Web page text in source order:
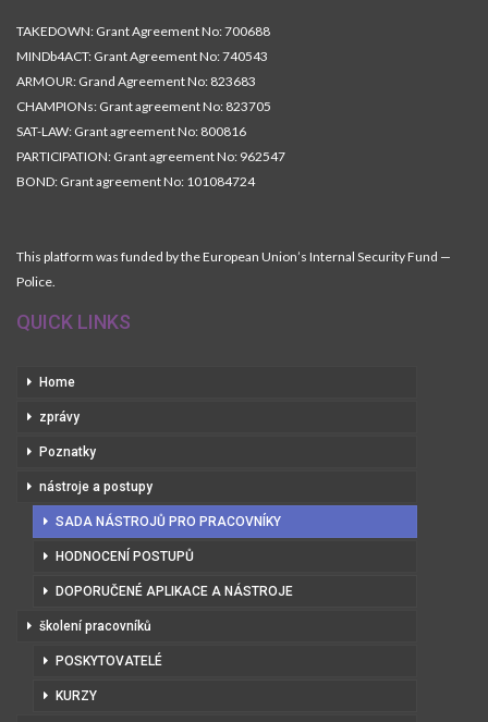
TAKEDOWN: Grant Agreement No: 700688
MINDb4ACT: Grant Agreement No: 740543
ARMOUR: Grand Agreement No: 823683
CHAMPIONs: Grant agreement No: 823705
SAT-LAW: Grant agreement No: 800816
PARTICIPATION: Grant agreement No: 962547
BOND: Grant agreement No: 101084724
This platform was funded by the European Union’s Internal Security Fund —
Police.
QUICK LINKS
Home
zprávy
Poznatky
nástroje a postupy
SADA NÁSTROJŮ PRO PRACOVNÍKY
HODNOCENÍ POSTUPŮ
DOPORUČENÉ APLIKACE A NÁSTROJE
školení pracovníků
POSKYTOVATELÉ
KURZY